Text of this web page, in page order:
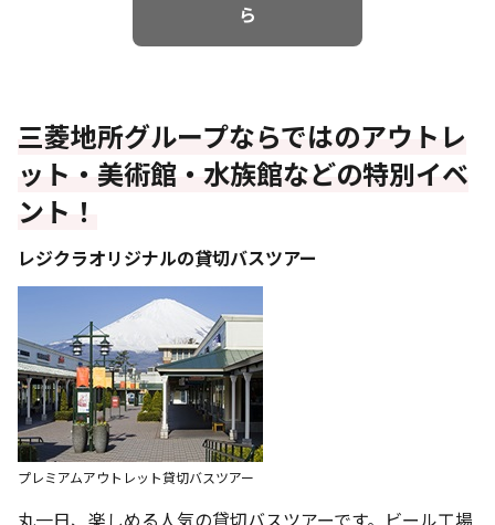
ら
三菱地所グループならではのアウトレ
ット・美術館・水族館などの特別イベ
ント！
レジクラオリジナルの貸切バスツアー
プレミアムアウトレット貸切バスツアー